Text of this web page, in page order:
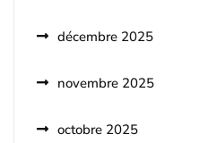
décembre 2025
novembre 2025
octobre 2025